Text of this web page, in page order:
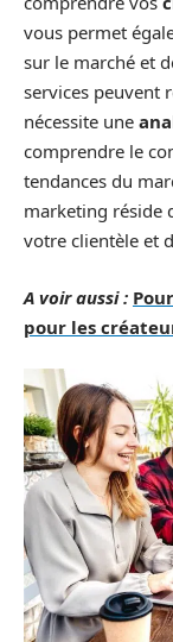
vous permet
sur le marché et
services peuvent
nécessite une
comprendre le
tendances du
marketing réside
votre clientèle et
A voir aussi :
pour les